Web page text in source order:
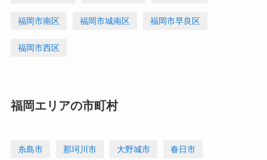
福岡市南区 福岡市城南区 福岡市早良区
福岡市西区
福岡エリアの市町村
糸島市 那珂川市 大野城市 春日市